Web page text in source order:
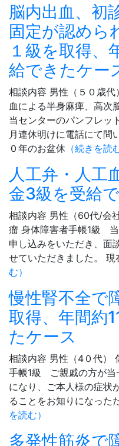
脳内出血、初
固定が認めら
１級を取得、
給できたケー
相談内容 男性（５０歳
血による半身麻痺、高次
当センターのパンフレッ
月連休明けに電話にて問
０年のお盆休 （続きを読
人工弁・人工
金3級を受給
相談内容 男性（60代/会
瘤 身体障害者手帳1級
申し込みをいただき、面
せていただきました。 現
む）
慢性腎不全で
取得、年間約
たケース
相談内容 男性（4０代）
手帳1級 ご親戚の方が当
になり、ご本人様の症状
ることをお知りになった
を読む）
多発性筋炎で